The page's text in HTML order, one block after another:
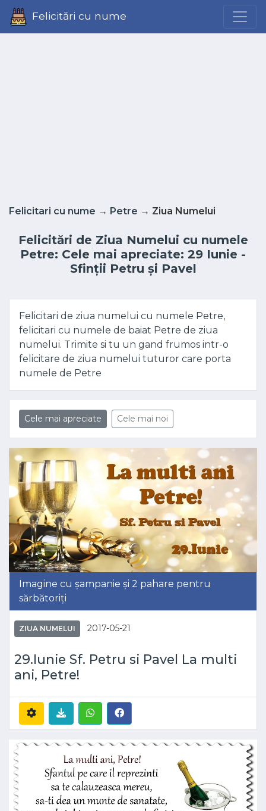
Felicitări cu nume
Felicitari cu nume → Petre → Ziua Numelui
Felicitări de Ziua Numelui cu numele
Petre: Cele mai apreciate: 29 Iunie -
Sfinții Petru și Pavel
Felicitari de ziua numelui cu numele Petre,
felicitari cu numele de baiat Petre de ziua
numelui. Trimite si tu un gand frumos intr-o
felicitare de ziua numelui tuturor care porta
numele de Petre
Cele mai apreciate Cele mai noi
Imagine cu șampanie și 2 pahare pentru
sărbătoriți
ZIUA NUMELUI 2017-05-21
29.Iunie Sf. Petru si Pavel La multi
ani, Petre!